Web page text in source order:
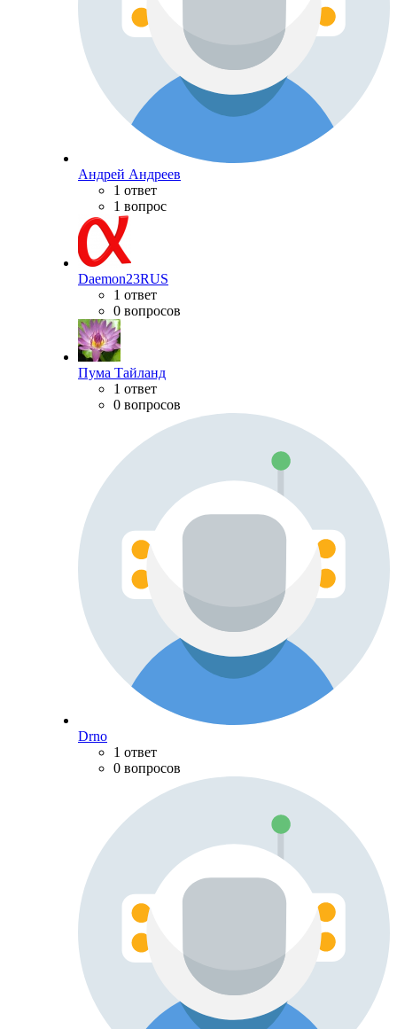
Андрей Андреев
1 ответ
1 вопрос
Daemon23RUS
1 ответ
0 вопросов
Пума Тайланд
1 ответ
0 вопросов
Drno
1 ответ
0 вопросов